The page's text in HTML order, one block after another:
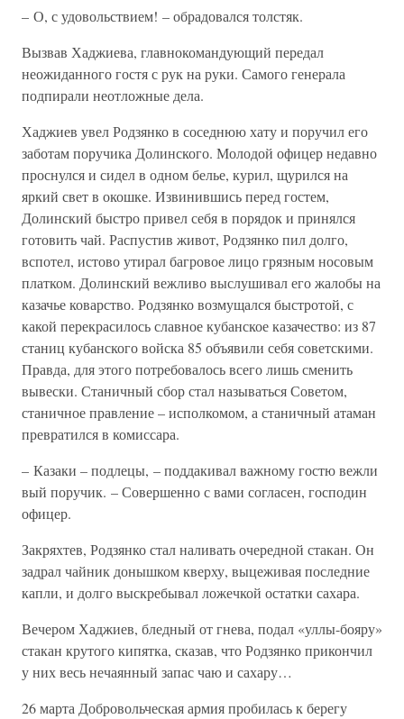
– О, с удовольствием! – обрадовался толстяк.
Вызвав Хаджиева, главнокомандующий передал
неожиданного гостя с рук на руки. Самого генерала
подпирали неотложные дела.
Хаджиев увел Родзянко в соседнюю хату и поручил его
заботам поручика Долинского. Молодой офицер недавно
проснулся и сидел в одном белье, курил, щурился на
яркий свет в окошке. Извинившись перед гостем,
Долинский быстро привел себя в порядок и принялся
готовить чай. Распустив живот, Родзянко пил долго,
вспотел, истово утирал багровое лицо грязным носовым
платком. Долинский вежливо выслушивал его жалобы на
казачье коварство. Родзянко возмущался быстротой, с
какой перекрасилось славное кубанское казачество: из 87
станиц кубанского войска 85 объявили себя советскими.
Правда, для этого потребовалось всего лишь сменить
вывески. Станичный сбор стал называться Советом,
станичное правление – исполкомом, а станичный атаман
превратился в комиссара.
– Казаки – подлецы, – поддакивал важному гостю вежли
вый поручик. – Совершенно с вами согласен, господин
офицер.
Закряхтев, Родзянко стал наливать очередной стакан. Он
задрал чайник донышком кверху, выцеживая последние
капли, и долго выскребывал ложечкой остатки сахара.
Вечером Хаджиев, бледный от гнева, подал «уллы-бояру»
стакан крутого кипятка, сказав, что Родзянко прикончил
у них весь нечаянный запас чаю и сахару…
26 марта Добровольческая армия пробилась к берегу